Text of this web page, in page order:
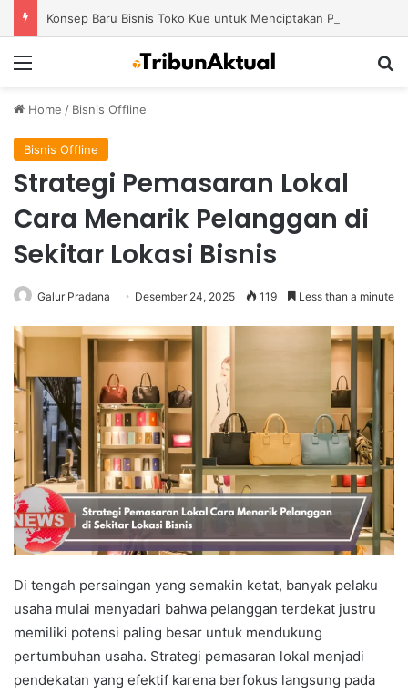
Home / Bisnis Offline
Bisnis Offline
Strategi Pemasaran Lokal
Cara Menarik Pelanggan di
Sekitar Lokasi Bisnis
Galur Pradana Desember 24, 2025 119 Less than a minute
Di tengah persaingan yang semakin ketat, banyak pelaku
usaha mulai menyadari bahwa pelanggan terdekat justru
memiliki potensi paling besar untuk mendukung
pertumbuhan usaha. Strategi pemasaran lokal menjadi
pendekatan yang efektif karena berfokus langsung pada